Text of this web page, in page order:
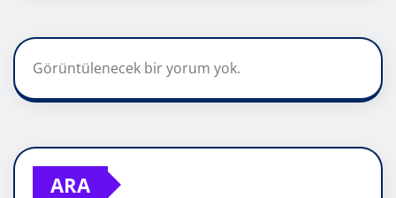
Görüntülenecek bir yorum yok.
ARA